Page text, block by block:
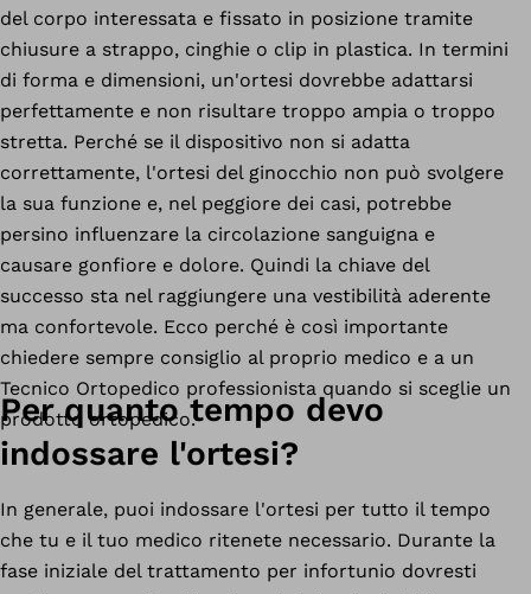
del corpo interessata e fissato in posizione tramite
chiusure a strappo, cinghie o clip in plastica. In termini
di forma e dimensioni, un'ortesi dovrebbe adattarsi
perfettamente e non risultare troppo ampia o troppo
stretta. Perché se il dispositivo non si adatta
correttamente, l'ortesi del ginocchio non può svolgere
la sua funzione e, nel peggiore dei casi, potrebbe
persino influenzare la circolazione sanguigna e
causare gonfiore e dolore. Quindi la chiave del
successo sta nel raggiungere una vestibilità aderente
ma confortevole. Ecco perché è così importante
chiedere sempre consiglio al proprio medico e a un
Tecnico Ortopedico professionista quando si sceglie un
prodotto ortopedico.
Per quanto tempo devo
indossare l'ortesi?
In generale, puoi indossare l'ortesi per tutto il tempo
che tu e il tuo medico ritenete necessario. Durante la
fase iniziale del trattamento per infortunio dovresti